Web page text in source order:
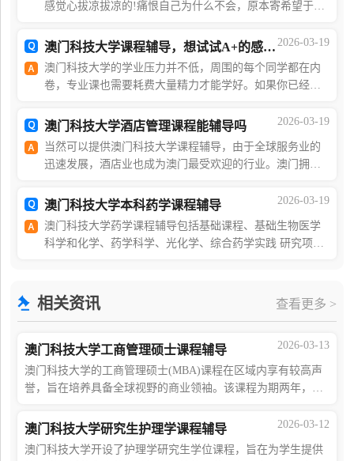
感觉心拔凉拔凉的!痛恨自己为什么不会，原本寄希望于导
容就是教材我们专业没有重点难道没有办法了吗!?不2026-03-19
澳门科技大学课程辅导，想试试A+的感觉吗?
澳门科技大学的学业压力并不低，周围的每个同学都在内
卷，专业课也需要耗费大量精力才能学好。如果你已经很
么我建议你可以适当寻求课程辅导老师的帮助，让具2026-03-19
澳门科技大学酒店管理课程能辅导吗
当然可以提供澳门科技大学课程辅导，由于全球服务业的
迅速发展，酒店业也成为澳门最受欢迎的行业。澳门拥有
会有更多的国际连锁酒店和奢侈品牌加入路氹城。澳2026-03-19
澳门科技大学本科药学课程辅导
澳门科技大学药学课程辅导包括基础课程、基础生物医学
科学和化学、药学科学、光化学、综合药学实践 研究项目
相关资讯 查看更多 >
2026-03-13
澳门科技大学工商管理硕士课程辅导
澳门科技大学的工商管理硕士(MBA)课程在区域内享有较高声
誉，旨在培养具备全球视野的商业领袖。该课程为期两年，包
课程结合案例研究与实践项目，帮助学生
2026-03-12
澳门科技大学研究生护理学课程辅导
澳门科技大学开设了护理学研究生学位课程，旨在为学生提供